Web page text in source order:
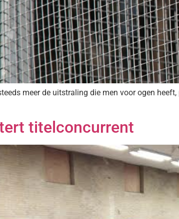
meer de uitstraling die men voor ogen
titelconcurrent